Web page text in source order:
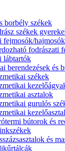
borbély székek
székek
fejmosók/hajmosók
fodrászati
lábtartók
berendezések és
székek
asztalok
gurulós
bútorok és
és